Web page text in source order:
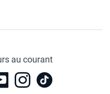
au courant